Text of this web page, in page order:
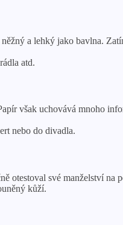
a lehký jako bavlna.
atd.
však uchovává mnoho
nebo do divadla.
otestoval své manželství na
kůží.